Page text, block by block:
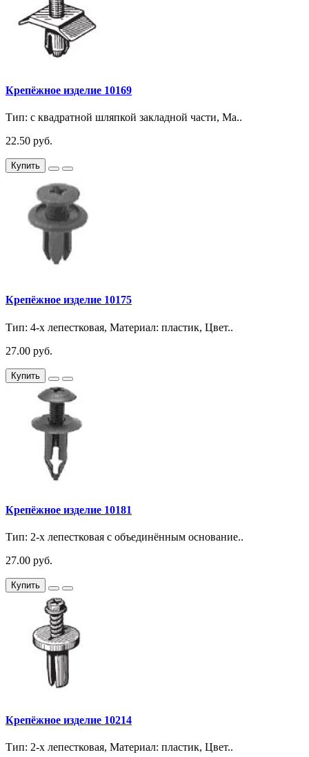
Крепёжное изделие 10169
Тип: с квадратной шляпкой закладной части, Ма..
22.50 руб.
Купить
Крепёжное изделие 10175
Тип: 4-х лепестковая, Материал: пластик, Цвет..
27.00 руб.
Купить
Крепёжное изделие 10181
Тип: 2-х лепестковая с объединённым основание..
27.00 руб.
Купить
Крепёжное изделие 10214
Тип: 2-х лепестковая, Материал: пластик, Цвет..